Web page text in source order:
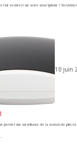
l’air en direct sur votre smartphone ?
10 juin
permet une surveillance de la maison de plus